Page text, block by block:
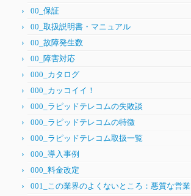
00_保証
00_取扱説明書・マニュアル
00_故障発生数
00_障害対応
000_カタログ
000_カッコイイ！
000_ラピッドテレコムの失敗談
000_ラピッドテレコムの特徴
000_ラピッドテレコム取扱一覧
000_導入事例
000_料金改定
001_この業界のよくないところ：悪質な営業